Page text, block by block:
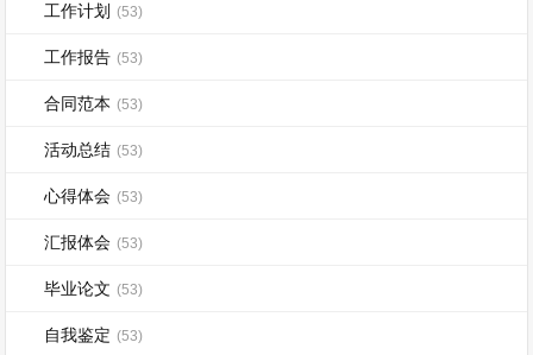
工作计划 (53)
工作报告 (53)
合同范本 (53)
活动总结 (53)
心得体会 (53)
汇报体会 (53)
毕业论文 (53)
自我鉴定 (53)